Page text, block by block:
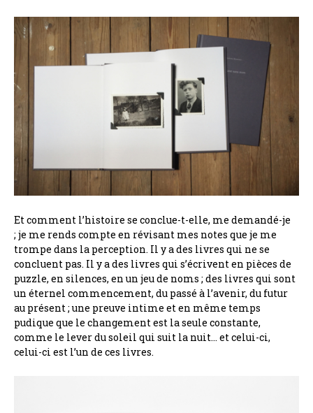
Et comment l’histoire se conclue-t-elle, me demandé-je
; je me rends compte en révisant mes notes que je me
trompe dans la perception. Il y a des livres qui ne se
concluent pas. Il y a des livres qui s’écrivent en pièces de
puzzle, en silences, en un jeu de noms ; des livres qui sont
un éternel commencement, du passé à l’avenir, du futur
au présent ; une preuve intime et en même temps
pudique que le changement est la seule constante,
comme le lever du soleil qui suit la nuit… et celui-ci,
celui-ci est l’un de ces livres.